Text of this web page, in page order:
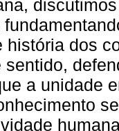
história dos
sentido,
a unidade